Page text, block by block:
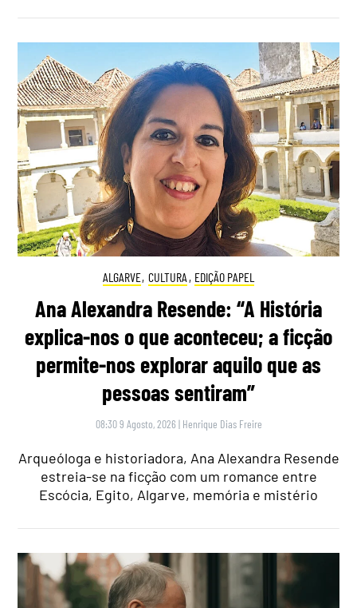
ALGARVE, CULTURA , EDIÇÃO PAPEL
Ana Alexandra Resende: “A História
explica-nos o que aconteceu; a ficção
permite-nos explorar aquilo que as
pessoas sentiram”
08:30 9 Agosto, 2026 | Henrique Dias Freire
Arqueóloga e historiadora, Ana Alexandra Resende
estreia-se na ficção com um romance entre
Escócia, Egito, Algarve, memória e mistério